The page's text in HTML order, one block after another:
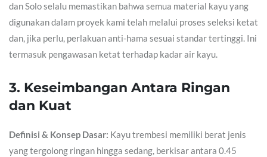
dan Solo selalu memastikan bahwa semua material kayu yang
digunakan dalam proyek kami telah melalui proses seleksi ketat
dan, jika perlu, perlakuan anti-hama sesuai standar tertinggi. Ini
termasuk pengawasan ketat terhadap kadar air kayu.
3. Keseimbangan Antara Ringan
dan Kuat
Definisi & Konsep Dasar: Kayu trembesi memiliki berat jenis
yang tergolong ringan hingga sedang, berkisar antara 0.45